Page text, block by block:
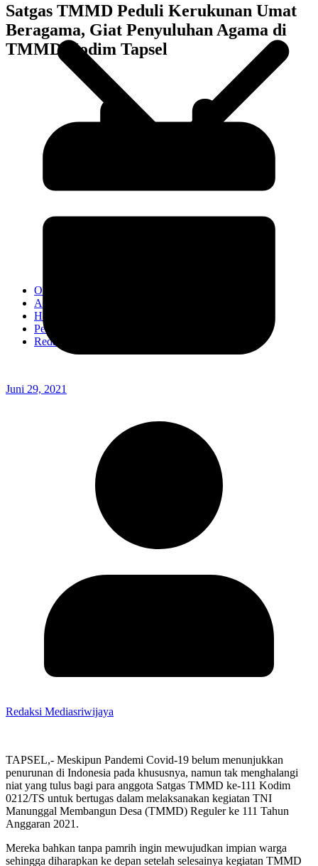
OPINI
Advertorial
Headline
Pedoman Media Ciber
Redaksi
Satgas TMMD Peduli Kerukunan Umat
Beragama, Giat Penyuluhan Agama di
TMMD Kodim Tapsel
Juni 29, 2021
Redaksi Mediasriwijaya
TAPSEL,- Meskipun Pandemi Covid-19 belum menunjukkan
penurunan di Indonesia pada khususnya, namun tak menghalangi
niat yang tulus bagi para anggota Satgas TMMD ke-111 Kodim
0212/TS untuk bertugas dalam melaksanakan kegiatan TNI
Manunggal Membangun Desa (TMMD) Reguler ke 111 Tahun
Anggaran 2021.
Mereka bahkan tanpa pamrih ingin mewujudkan impian warga
sehingga diharapkan ke depan setelah selesainya kegiatan TMMD